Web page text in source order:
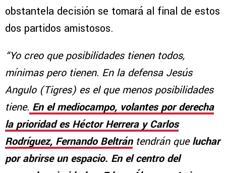
obstantela decisión se tomará al final de estos
dos partidos amistosos.
“Yo creo que posibilidades tienen todos,
mínimas pero tienen. En la defensa Jesús
Angulo (Tigres) es el que menos posibilidades
tiene. En el mediocampo, volantes por derecha
la prioridad es Héctor Herrera y Carlos
Rodríguez, Fernando Beltrántendrán queluchar
por abrirse un espacio. En el centro del